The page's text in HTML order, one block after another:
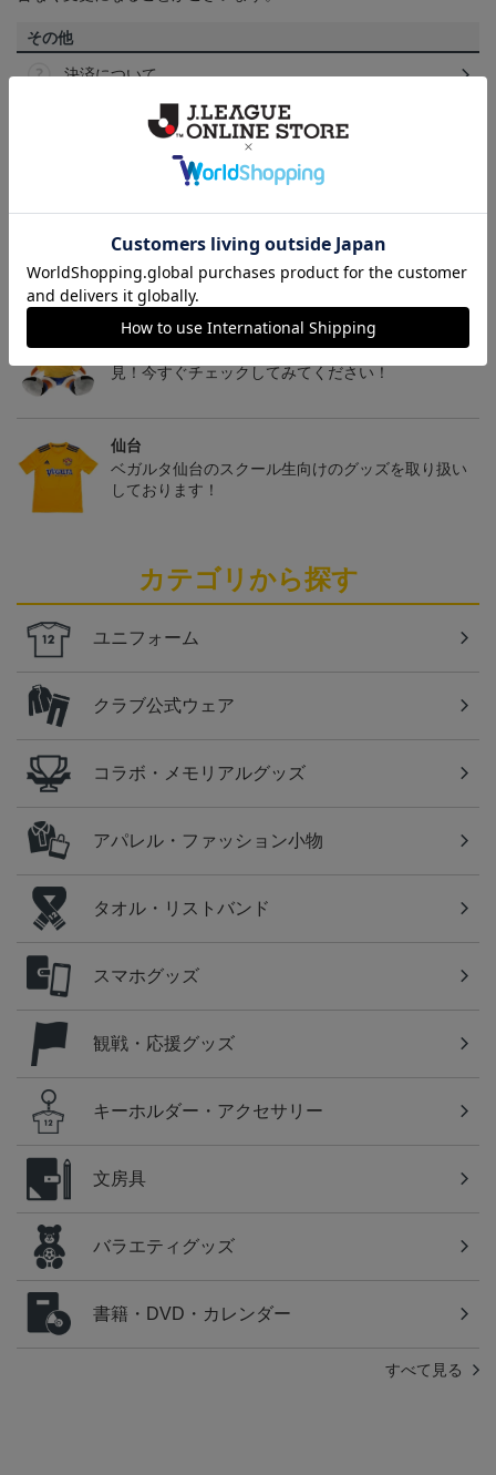
その他
決済について
ギフト対応について
トピックス
仙台
チームマスコットグッズは、サポーターやファン必
見！今すぐチェックしてみてください！
仙台
ベガルタ仙台のスクール生向けのグッズを取り扱い
しております！
カテゴリから探す
ユニフォーム
クラブ公式ウェア
コラボ・メモリアルグッズ
アパレル・ファッション小物
タオル・リストバンド
スマホグッズ
観戦・応援グッズ
キーホルダー・アクセサリー
文房具
バラエティグッズ
書籍・DVD・カレンダー
すべて見る